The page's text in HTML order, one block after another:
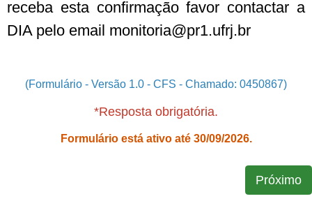
receba esta confirmação favor contactar a
DIA pelo email monitoria@pr1.ufrj.br
(Formulário - Versão 1.0 - CFS - Chamado: 0450867)
*Resposta obrigatória.
Formulário está ativo até 30/09/2026.
Próximo